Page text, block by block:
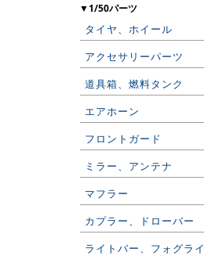
▼1/50パーツ
タイヤ、ホイール
アクセサリーパーツ
道具箱、燃料タンク
エアホーン
フロントガード
ミラー、アンテナ
マフラー
カプラー、ドローバー
ライトバー、フォグライ